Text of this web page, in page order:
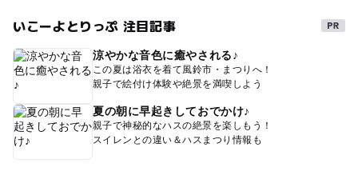
いこーよとりっぷ 注目記事
涼やかな音色に癒やされる♪
この夏は浴衣を着て風鈴市・まつりへ！
親子で絵付け体験や絶景を満喫しよう
夏の朝に早起きしておでかけ♪
親子で神秘的なハスの絶景を楽しもう！
スイレンとの違い＆ハスまつり情報も